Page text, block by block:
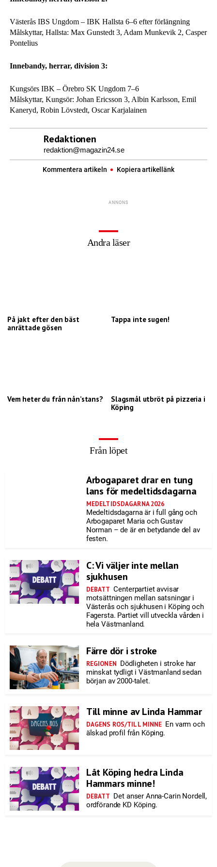
Västerås IBS Ungdom – IBK Hallsta 6–6 efter förlängning
Målskyttar, Hallsta: Max Gunstedt 3, Adam Munkevik 2, Casper
Pontelius
Innebandy, herrar, division 3:
Kungsörs IBK – Örebro SK Ungdom 7–6
Målskyttar, Kungsör: Johan Ericsson 3, Albin Karlsson, Emil
Kaneryd, Robin Lövstedt, Oscar Karjalainen
Redaktionen
redaktion@magazin24.se
Kommentera artikeln Kopiera artikellänk
Andra läser
På jakt efter den bäst
anrättade gösen
Tappa inte sugen!
Vem heter du från nån’stans?
Slagsmål utbröt på pizzeria i
Köping
Från löpet
Arbogaparet drar en tung
lans för medeltidsdagarna
MEDELTIDSDAGARNA 2026
Medeltidsdagarna är i full gång och
Arbogaparet Maria och Gustav
Norman – de är en betydande del av
festen.
C: Vi väljer inte mellan
sjukhusen
DEBATT Centerpartiet avvisar
motsättningen mellan satsningar i
Västerås och sjukhusen i Köping och
Fagersta. Partiet vill utveckla vården i
hela Västmanland.
Färre dör i stroke
REGIONEN Dödligheten i stroke har
minskat tydligt i Västmanland sedan
början av 2000-talet.
Till minne av Linda Hammar
DAGENS ROS/TILL MINNE En varm och
älskad profil från Köping.
Låt Köping hedra Linda
Hammars minne!
DEBATT Det anser Anna-Carin Nordell,
ordförande KD Köping.